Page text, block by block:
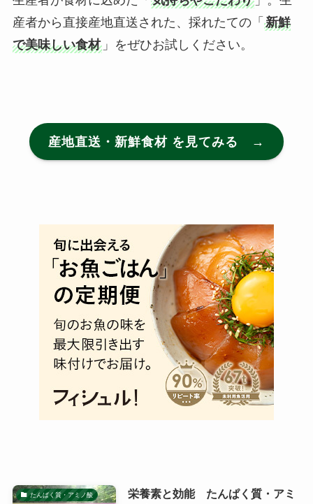
産者から直接産地直送された、採れたての「 新鮮
で美味しい食材」をぜひお試しください。
産地直送・新鮮食材 を見てみる →
たんぱく質・アミノ酸
栄養素と効能 たんぱく質・アミ